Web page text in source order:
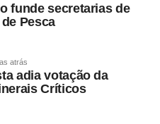
funde secretarias de
Pesca
atrás
adia votação da
Críticos